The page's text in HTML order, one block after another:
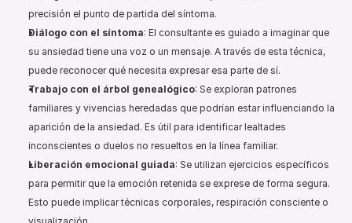
precisión el punto de partida del síntoma.
Diálogo con el síntoma: El consultante es guiado a imaginar que
su ansiedad tiene una voz o un mensaje. A través de esta técnica,
puede reconocer qué necesita expresar esa parte de sí.
Trabajo con el árbol genealógico: Se exploran patrones
familiares y vivencias heredadas que podrían estar influenciando la
aparición de la ansiedad. Es útil para identificar lealtades
inconscientes o duelos no resueltos en la línea familiar.
Liberación emocional guiada: Se utilizan ejercicios específicos
para permitir que la emoción retenida se exprese de forma segura.
Esto puede implicar técnicas corporales, respiración consciente o